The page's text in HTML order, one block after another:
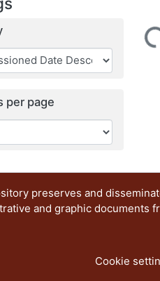
per page
preserves and
and graphic documents
Cookie